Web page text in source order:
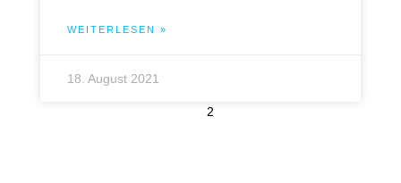
WEITERLESEN »
18. August 2021
2